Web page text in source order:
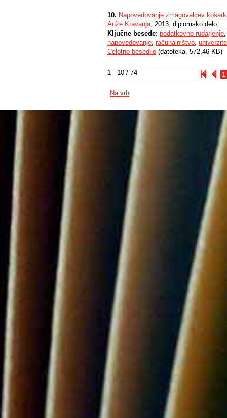
1 - 10 / 74 1
10. Napovedovanje zmagovalcev
Anže Kravanja, 2013, diplomsko delo
Ključne besede: podatkovno rudarjenje
napovedovanje, računalništvo,
Celotno besedilo (datoteka, 572,46 KB)
Na vrh